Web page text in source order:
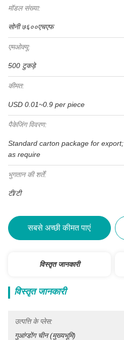
मॉडल संख्या:
सोनी ७६००एचएफ
एमओक्यू:
500 टुकड़े
कीमत:
USD 0.01~0.9 per piece
पैकेजिंग विवरण:
Standard carton package for export;
as require
भुगतान की शर्तें:
टी/टी
सबसे अच्छी कीमत पाएं
विस्तृत जानकारी
विस्तृत जानकारी
उत्पत्ति के प्लेस:
गुआंग्डोंग चीन (मुख्यभूमि)